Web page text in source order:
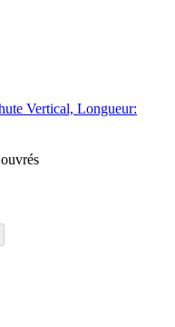
Vertical, Longueur: